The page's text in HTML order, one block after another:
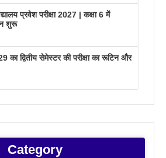
प्रवेश परीक्षा 2027 | कक्षा 6 में
शुरू
द्वितीय सेमेस्टर की परीक्षा का रूटिन और
Category